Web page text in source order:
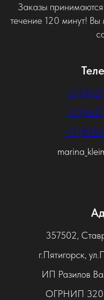
Заказы
течение 120 минут! Вы
+7
+7
+7
357502,
г.Пятигорск,
ИП Разилов
ОГРНИП